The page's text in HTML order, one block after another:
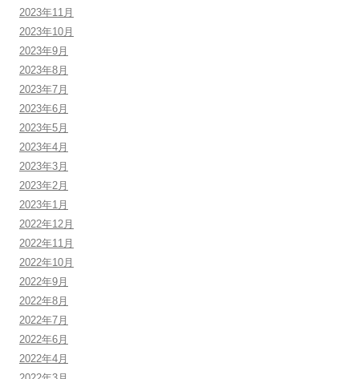
2023年11月
2023年10月
2023年9月
2023年8月
2023年7月
2023年6月
2023年5月
2023年4月
2023年3月
2023年2月
2023年1月
2022年12月
2022年11月
2022年10月
2022年9月
2022年8月
2022年7月
2022年6月
2022年4月